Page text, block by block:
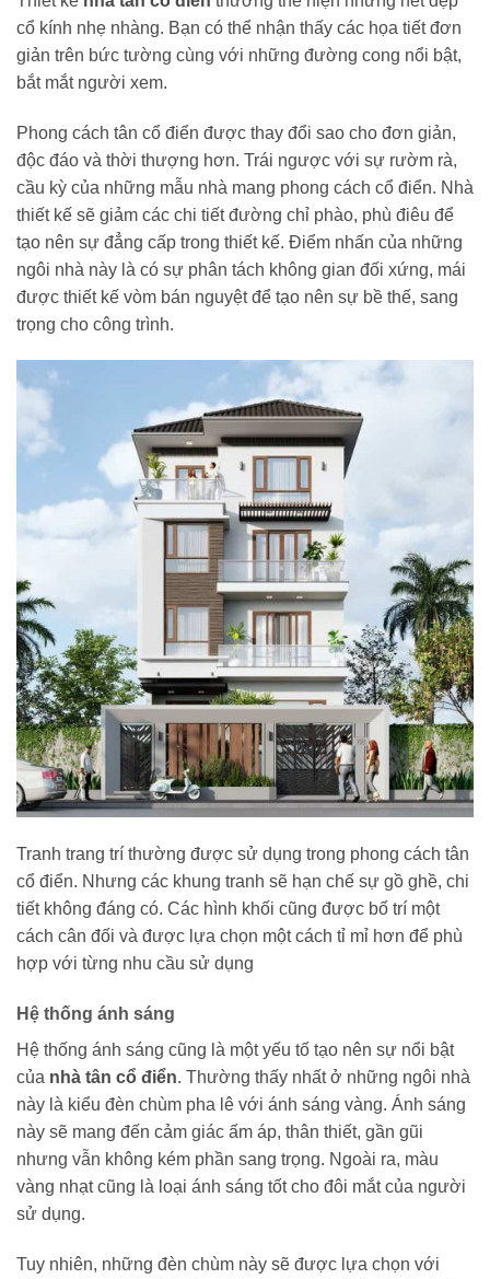
cổ kính nhẹ nhàng. Bạn có thể nhận thấy các họa tiết đơn
giản trên bức tường cùng với những đường cong nổi bật,
bắt mắt người xem.
Phong cách tân cổ điển được thay đổi sao cho đơn giản,
độc đáo và thời thượng hơn. Trái ngược với sự rườm rà,
cầu kỳ của những mẫu nhà mang phong cách cổ điển. Nhà
thiết kế sẽ giảm các chi tiết đường chỉ phào, phù điêu để
tạo nên sự đẳng cấp trong thiết kế. Điểm nhấn của những
ngôi nhà này là có sự phân tách không gian đối xứng, mái
được thiết kế vòm bán nguyệt để tạo nên sự bề thế, sang
trọng cho công trình.
Tranh trang trí thường được sử dụng trong phong cách tân
cổ điển. Nhưng các khung tranh sẽ hạn chế sự gồ ghề, chi
tiết không đáng có. Các hình khối cũng được bố trí một
cách cân đối và được lựa chọn một cách tỉ mỉ hơn để phù
hợp với từng nhu cầu sử dụng
Hệ thống ánh sáng
Hệ thống ánh sáng cũng là một yếu tố tạo nên sự nổi bật
của nhà tân cổ điển. Thường thấy nhất ở những ngôi nhà
này là kiểu đèn chùm pha lê với ánh sáng vàng. Ánh sáng
này sẽ mang đến cảm giác ấm áp, thân thiết, gần gũi
nhưng vẫn không kém phần sang trọng. Ngoài ra, màu
vàng nhạt cũng là loại ánh sáng tốt cho đôi mắt của người
sử dụng.
Tuy nhiên, những đèn chùm này sẽ được lựa chọn với